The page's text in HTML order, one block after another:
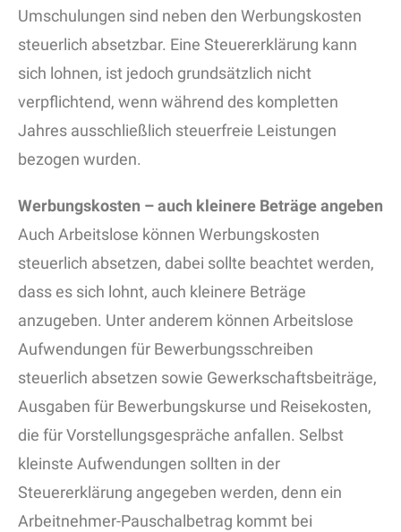
Umschulungen sind neben den Werbungskosten
steuerlich absetzbar. Eine Steuererklärung kann
sich lohnen, ist jedoch grundsätzlich nicht
verpflichtend, wenn während des kompletten
Jahres ausschließlich steuerfreie Leistungen
bezogen wurden.
Werbungskosten – auch kleinere Beträge angeben
Auch Arbeitslose können Werbungskosten
steuerlich absetzen, dabei sollte beachtet werden,
dass es sich lohnt, auch kleinere Beträge
anzugeben. Unter anderem können Arbeitslose
Aufwendungen für Bewerbungsschreiben
steuerlich absetzen sowie Gewerkschaftsbeiträge,
Ausgaben für Bewerbungskurse und Reisekosten,
die für Vorstellungsgespräche anfallen. Selbst
kleinste Aufwendungen sollten in der
Steuererklärung angegeben werden, denn ein
Arbeitnehmer-Pauschalbetrag kommt bei